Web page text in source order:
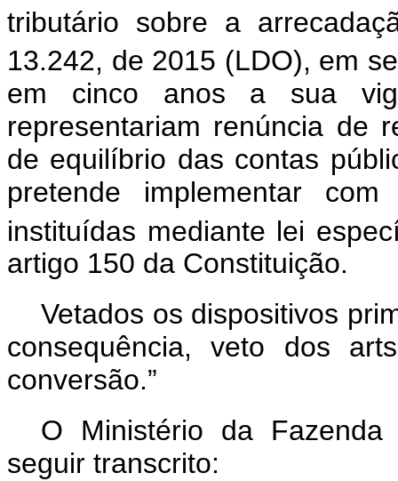
tributário sobre a
13.242, de 2015 (LDO), em
em cinco anos a sua
representariam renúncia de
de equilíbrio das contas
pretende implementar
instituídas mediante lei
artigo 150 da Constituição.
Vetados os dispositivos
consequência, veto dos
conversão.”
O Ministério da
seguir transcrito: